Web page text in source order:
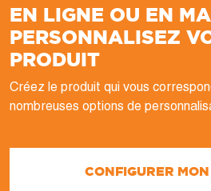
EN LIGNE OU EN
PERSONNALISEZ
PRODUIT
Créez le produit qui vous
nombreuses options de
CONFIGURER